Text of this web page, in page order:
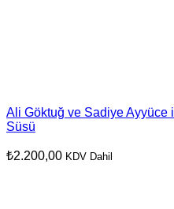
Ali Göktuğ ve Sadiye Ayyüce
Süsü
₺2.200,00 KDV Dahil